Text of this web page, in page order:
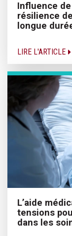
Influence
résilience
longue
LIRE L'ARTICLE
L’aide
tensions
dans les